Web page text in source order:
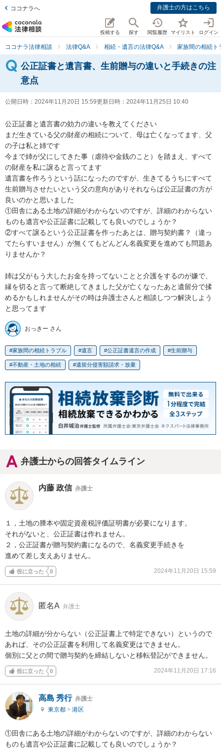
ココナラへ 弁護士の方はこちら
投稿する 探す 閲覧履歴 マイリスト ログイン
ココナラ法律相談 法律Q&A 相続・遺言の法律Q&A 家族間の相続ト
公正証書と遺言書、生前贈与の違いと手続きの注
意点
公開日時： 2024年11月20日 15:59更新日時： 2024年11月25日 10:40
公正証書と遺言書の効力の違いを教えてください
まだ生きている父の財産の相続について、母は亡くなってます、父
の子は私と姉です
今まで姉が父にしてきた事（虐待や金銭のこと）を踏まえ、すべて
の財産を私に譲ると言ってます
遺言書を作ろうという話になったのですが、生きてるうちにすべて
生前贈与させたいという父の意向がありそれならば公正証書の方が
良いのかと思いました
①田舎にある土地の詳細がわからないのですが、詳細のわからない
ものも遺言や公正証書に記載しても良いのでしょうか？
②すべて譲るという公正証書を作ったあとは、贈与契約書？（違っ
てたらすいません）が無くてもどんどん名義変更を進めても問題あ
りませんか？
姉は父がもう大したお金を持ってないことと介護をするのが嫌で、
縁を切ると言って断絶してきました父が亡くなったあと遺留分で揉
めるかもしれませんがその時は弁護士さんと相談しつつ解決しよう
と思ってます
おっきー さん
家族間の相続トラブル 遺言 公正証書遺言の作成 生前贈与
不動産・土地の相続 遺留分侵害額請求・放棄
弁護士からの回答タイムライン
内藤 政信 弁護士
１，土地の謄本や固定資産税評価証明書が必要になります。
それがないと、公正証書は作れません。
２，公正証書が贈与契約書になるので、名義変更手続きを
進めて差し支えありません。
役に立った 0 2024年11月20日 15:59
匿名A 弁護士
土地の詳細が分からない（公正証書上で特定できない）というので
あれば、その公正証書を利用して名義変更はできません。
個別に父との間で贈与契約を締結しないと移転登記ができません。
役に立った 0 2024年11月20日 17:16
高島 秀行 弁護士
東京都 > 港区
①田舎にある土地の詳細がわからないのですが、詳細のわからない
ものも遺言や公正証書に記載しても良いのでしょうか？